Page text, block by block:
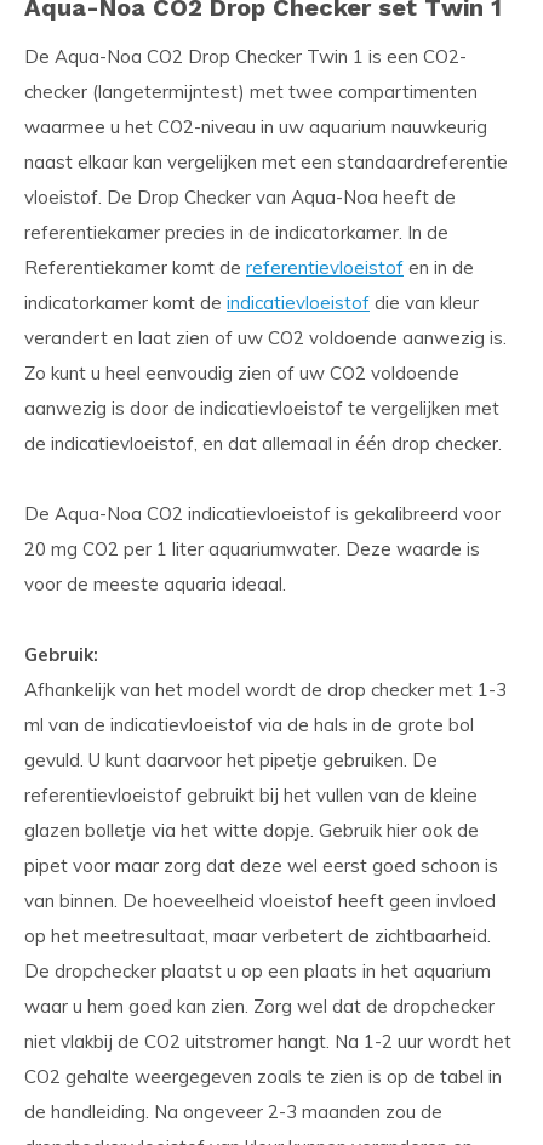
Aqua-Noa CO2 Drop Checker set Twin 1
De Aqua-Noa CO2 Drop Checker Twin 1 is een CO2-
checker (langetermijntest) met twee compartimenten
waarmee u het CO2-niveau in uw aquarium nauwkeurig
naast elkaar kan vergelijken met een standaardreferentie
vloeistof. De Drop Checker van Aqua-Noa heeft de
referentiekamer precies in de indicatorkamer. In de
Referentiekamer komt de referentievloeistof en in de
indicatorkamer komt de indicatievloeistof die van kleur
verandert en laat zien of uw CO2 voldoende aanwezig is.
Zo kunt u heel eenvoudig zien of uw CO2 voldoende
aanwezig is door de indicatievloeistof te vergelijken met
de indicatievloeistof, en dat allemaal in één drop checker.
De Aqua-Noa CO2 indicatievloeistof is gekalibreerd voor
20 mg CO2 per 1 liter aquariumwater. Deze waarde is
voor de meeste aquaria ideaal.
Gebruik:
Afhankelijk van het model wordt de drop checker met 1-3
ml van de indicatievloeistof via de hals in de grote bol
gevuld. U kunt daarvoor het pipetje gebruiken. De
referentievloeistof gebruikt bij het vullen van de kleine
glazen bolletje via het witte dopje. Gebruik hier ook de
pipet voor maar zorg dat deze wel eerst goed schoon is
van binnen. De hoeveelheid vloeistof heeft geen invloed
op het meetresultaat, maar verbetert de zichtbaarheid.
De dropchecker plaatst u op een plaats in het aquarium
waar u hem goed kan zien. Zorg wel dat de dropchecker
niet vlakbij de CO2 uitstromer hangt. Na 1-2 uur wordt het
CO2 gehalte weergegeven zoals te zien is op de tabel in
de handleiding. Na ongeveer 2-3 maanden zou de